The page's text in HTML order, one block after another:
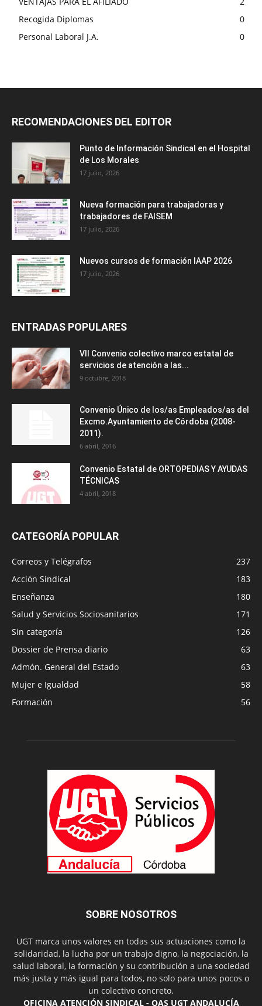
Recogida Diplomas
0
Personal Laboral J.A.
0
RECOMENDACIONES DEL EDITOR
Punto de Información Sindical en el Hospital
de Los Morales
17 julio, 2026
Nueva formación para trabajadoras y
trabajadores de FAISEM
17 julio, 2026
Nuevos cursos de formación IAAP 2026
17 julio, 2026
ENTRADAS POPULARES
VII Convenio colectivo marco estatal de
servicios de atención a las...
9 octubre, 2018
Convenio Único de los/as Empleados/as del
Excmo.Ayuntamiento de Córdoba (2008-
2011).
6 abril, 2016
Convenio Estatal de ORTOPEDIAS Y AYUDAS
TÉCNICAS
4 abril, 2018
CATEGORÍA POPULAR
Correos y Telégrafos
237
Acción Sindical
183
Enseñanza
180
Salud y Servicios Sociosanitarios
171
Sin categoría
126
Dossier de Prensa diario
63
Admón. General del Estado
63
Mujer e Igualdad
58
Formación
56
SOBRE NOSOTROS
UGT marca unos valores en todas sus actuaciones como la
solidaridad, la lucha por un trabajo digno, la negociación, la
salud laboral, la formación y su contribución a una sociedad
más justa y más igual para todos, no solo para unos pocos o
un colectivo concreto.
OFICINA ATENCIÓN SINDICAL - OAS UGT ANDALUCÍA